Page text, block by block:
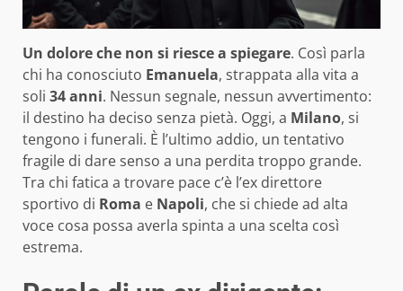
Un dolore che non si riesce a spiegare. Così parla
chi ha conosciuto Emanuela, strappata alla vita a
soli 34 anni. Nessun segnale, nessun avvertimento:
il destino ha deciso senza pietà. Oggi, a Milano, si
tengono i funerali. È l’ultimo addio, un tentativo
fragile di dare senso a una perdita troppo grande.
Tra chi fatica a trovare pace c’è l’ex direttore
sportivo di Roma e Napoli, che si chiede ad alta
voce cosa possa averla spinta a una scelta così
estrema.